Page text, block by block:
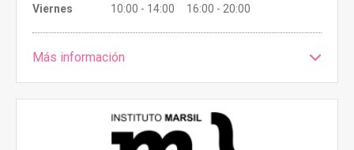
Viernes
10:00 - 14:00 16:00 - 20:00
Más información